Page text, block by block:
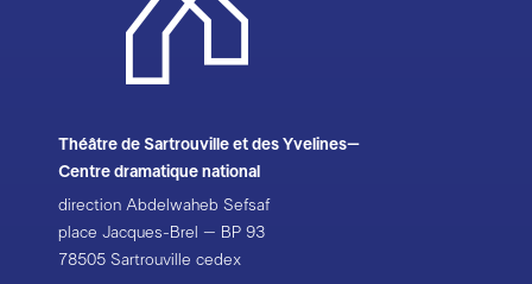
Théâtre de Sartrouville et des Yvelines–
Centre dramatique national
direction Abdelwaheb Sefsaf
place Jacques-Brel – BP 93
78505 Sartrouville cedex